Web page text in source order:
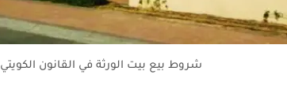
شروط بيع بيت الورثة في القانون الكويتي